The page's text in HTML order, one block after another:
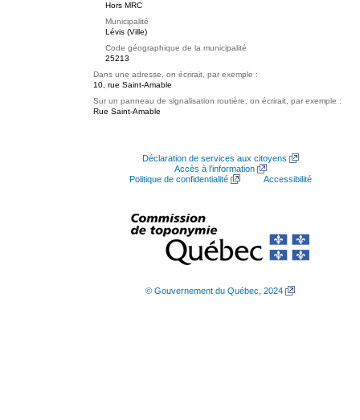
Hors MRC
Municipalité
Lévis (Ville)
Code géographique de la municipalité
25213
Dans une adresse, on écrirait, par exemple :
10, rue Saint-Amable
Sur un panneau de signalisation routière, on écrirait, par exemple :
Rue Saint-Amable
Déclaration de services aux citoyens
Accès à l’information
Politique de confidentialité
Accessibilité
© Gouvernement du Québec, 2024